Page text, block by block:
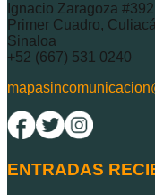
Ignacio Zaragoza
Primer Cuadro,
Sinaloa
+52 (667) 531 0240
ENTRADAS